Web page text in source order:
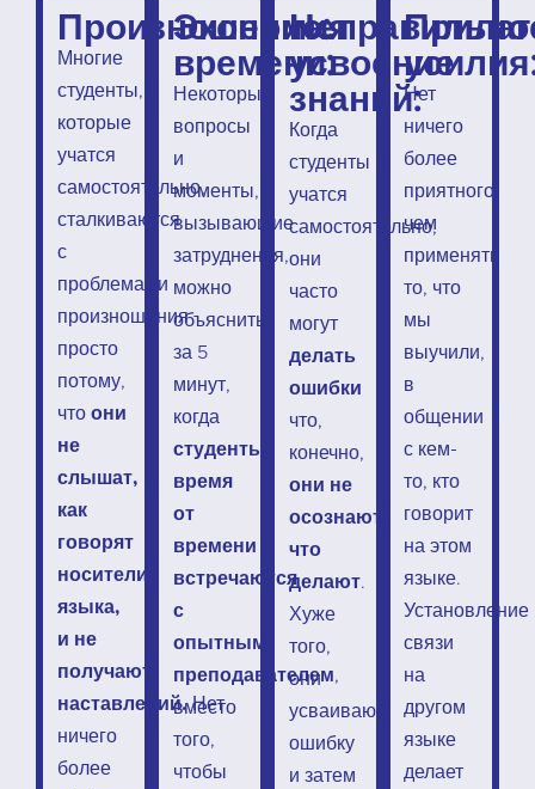
Произношение:
Многие
студенты,
которые
учатся
самостоятельно,
сталкиваются
с
проблемами
произношения
просто
потому,
чтоони
не
слышат,
как
говорят
носители
языка,
и не
получают
наставлений.Нет
ничего
более
Экономия
времени:
Некоторые
вопросы
и
моменты,
вызывающие
затруднения,
можно
объяснить
за 5
минут,
когда
студенты
время
от
времени
встречаются
с
опытным
преподавателем,
вместо
того,
чтобы
усвоение
знаний:
Когда
студенты
учатся
самостоятельно,
они
часто
могут
делать
ошибки
что,
конечно,
они не
осознают,
что
делают.
Хуже
того,
они
усваивают
ошибку
и затем
Нет
ничего
более
приятного,
чем
применять
то, что
мы
выучили,
в
общении
с кем-
то, кто
говорит
на этом
языке.
Установление
связи
на
другом
языке
делает